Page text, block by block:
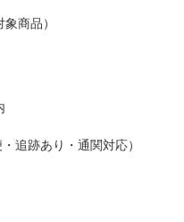
商品）
追跡あり・通関対応）